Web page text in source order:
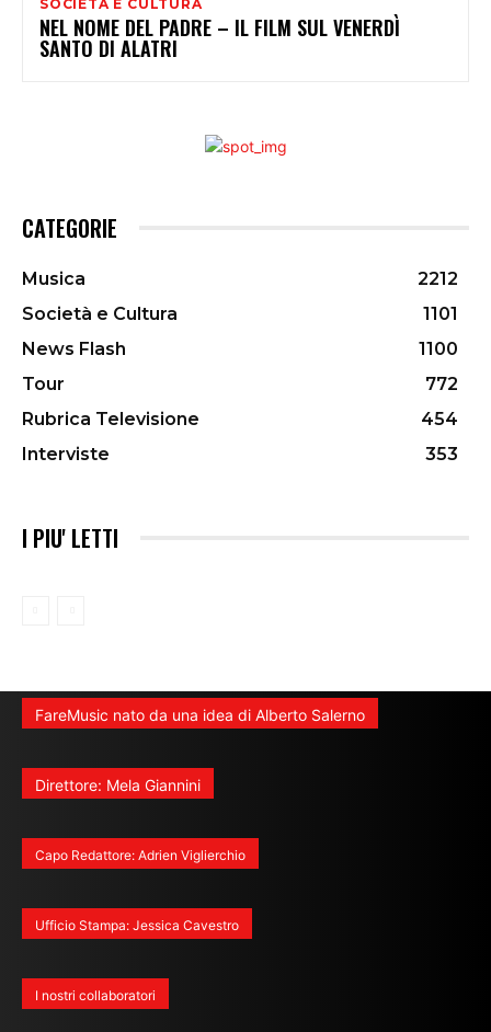
SOCIETÀ E CULTURA
NEL NOME DEL PADRE – IL FILM SUL VENERDÌ
SANTO DI ALATRI
CATEGORIE
Musica
2212
Società e Cultura
1101
News Flash
1100
Tour
772
Rubrica Televisione
454
Interviste
353
I PIU' LETTI
FareMusic nato da una idea di Alberto Salerno
Direttore: Mela Giannini
Capo Redattore: Adrien Viglierchio
Ufficio Stampa: Jessica Cavestro
I nostri collaboratori